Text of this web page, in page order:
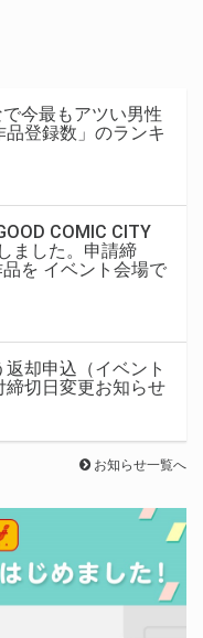
今最もアツい男性
登録数」のランキ
COMIC CITY
ました。申請締
を イベント会場で
返却申込（イベント
切日変更お知らせ
お知らせ一覧へ